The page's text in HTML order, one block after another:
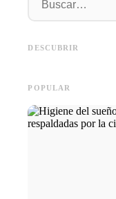
DESCUBRIR
carrera
POPULAR